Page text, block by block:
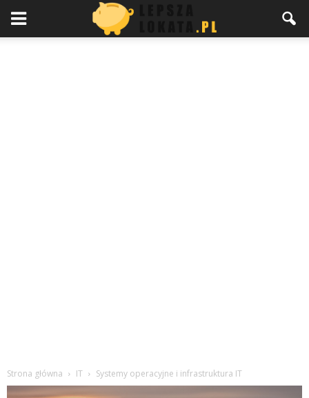
Strona główna IT Systemy operacyjne i infrastruktura IT